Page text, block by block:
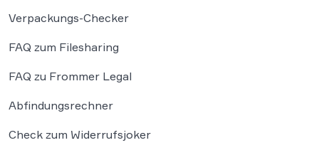
Verpackungs-Checker
FAQ zum Filesharing
FAQ zu Frommer Legal
Abfindungsrechner
Check zum Widerrufsjoker